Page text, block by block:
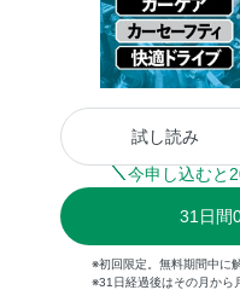
試し読み
今申し込むと
31 日間
※初回限定。無料期間中に
※31日経過後はその月から